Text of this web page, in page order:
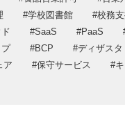
情報セキュリ
学校図書館 校務
SaaS PaaS
BCP ディザスタ
ア 保守サービス